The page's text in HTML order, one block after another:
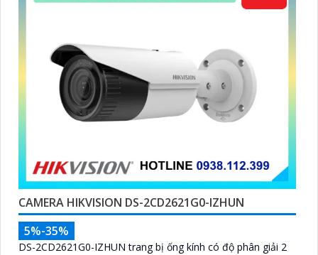
CAMERA HIKVISION DS-2CD2621G0-IZHUN
5%-35%
DS-2CD2621G0-IZHUN trang bị ống kính có độ phân giải 2